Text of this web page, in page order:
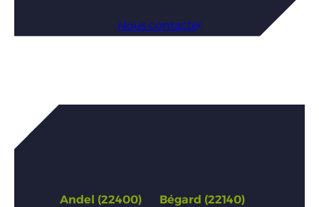
Nous contacter
Annonces de Côtes-d’Armor
Andel (22400)
Bégard (22140)